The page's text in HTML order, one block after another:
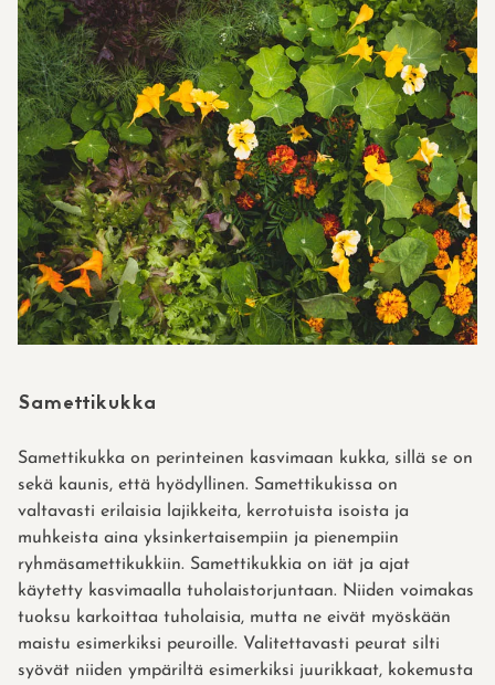
Samettikukka
Samettikukka on perinteinen kasvimaan kukka, sillä se on
sekä kaunis, että hyödyllinen. Samettikukissa on
valtavasti erilaisia lajikkeita, kerrotuista isoista ja
muhkeista aina yksinkertaisempiin ja pienempiin
ryhmäsamettikukkiin. Samettikukkia on iät ja ajat
käytetty kasvimaalla tuholaistorjuntaan. Niiden voimakas
tuoksu karkoittaa tuholaisia, mutta ne eivät myöskään
maistu esimerkiksi peuroille. Valitettavasti peurat silti
syövät niiden ympäriltä esimerkiksi juurikkaat, kokemusta